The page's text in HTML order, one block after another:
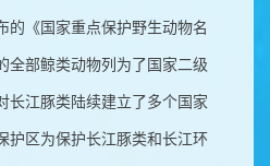
的《国家重点保护野生动物名
全部鲸类动物列为了国家二级
长江豚类陆续建立了多个国家
护区为保护长江豚类和长江环